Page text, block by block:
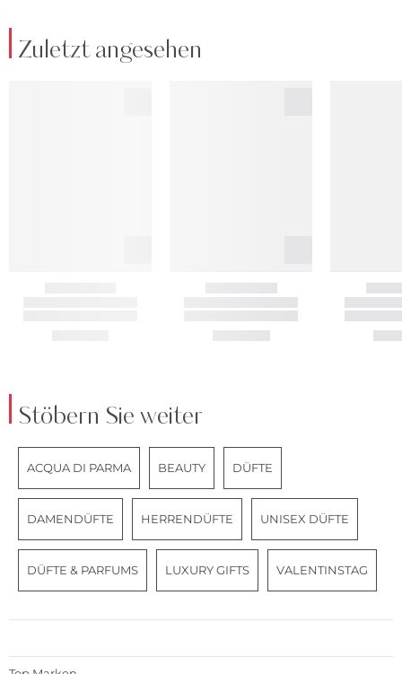
Zuletzt angesehen
Stöbern Sie weiter
ACQUA DI PARMA BEAUTY DÜFTE
DAMENDÜFTE HERRENDÜFTE UNISEX DÜFTE
DÜFTE & PARFUMS LUXURY GIFTS VALENTINSTAG